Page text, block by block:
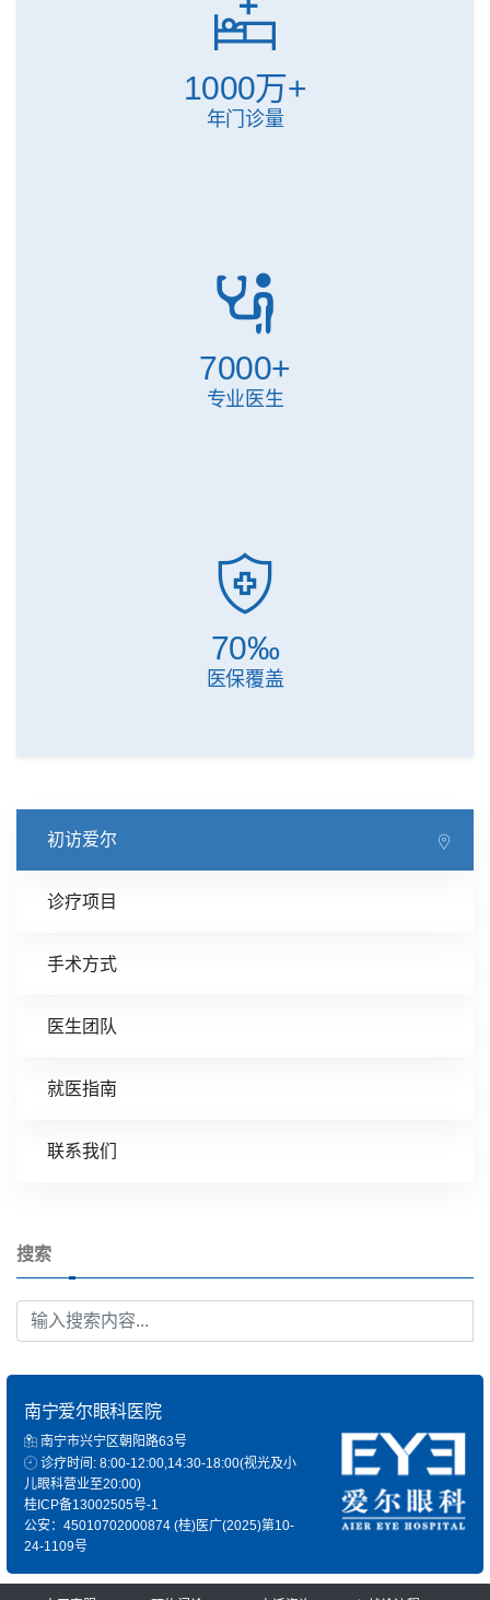
初访爱尔
诊疗项目
手术方式
医生团队
就医指南
联系我们
搜索
1000万+
年门诊量
7000+
专业医生
70‰
医保覆盖
南宁爱尔眼科医院
南宁市兴宁区朝阳路63号
诊疗时间: 8:00-12:00,14:30-18:00(视光及小
儿眼科营业至20:00)
桂ICP备13002505号-1
公安：45010702000874 (桂)医广(2025)第10-
24-1109号